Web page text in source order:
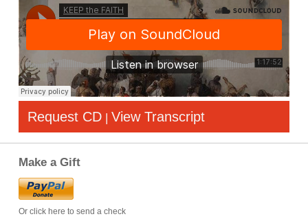
Request CD | View Transcript
Make a Gift
Or click here to send a check